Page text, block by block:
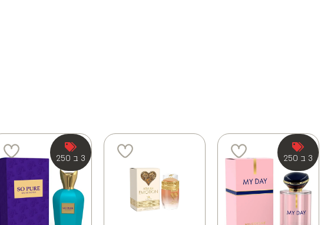
3 ב 250 3 ב 250